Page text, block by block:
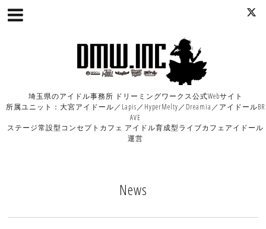
埼玉県のアイドル事務所 ドリーミングワークス公式Webサイト
所属ユニット：大宮アイドール／Lapis／HyperMelty／Dreamia／アイドールBR
AVE
ステージ常設型コンセプトカフェ アイドル育成型ライブカフェアイドール
運営
News